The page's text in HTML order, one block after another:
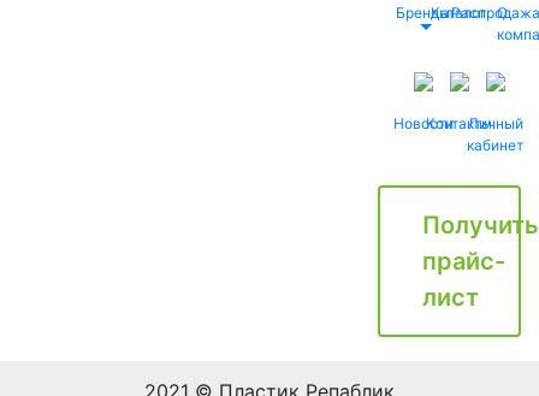
БрендыКаталог
Распродажа
О
НовостиКонтактыЛичный
кабинет
Получить
прайс-
лист